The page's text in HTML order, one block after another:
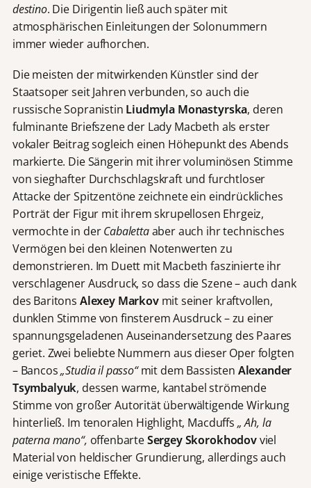
destino. Die Dirigentin ließ auch später mit
atmosphärischen Einleitungen der Solonummern
immer wieder aufhorchen.
Die meisten der mitwirkenden Künstler sind der
Staatsoper seit Jahren verbunden, so auch die
russische Sopranistin Liudmyla Monastyrska, deren
fulminante Briefszene der Lady Macbeth als erster
vokaler Beitrag sogleich einen Höhepunkt des Abends
markierte. Die Sängerin mit ihrer voluminösen Stimme
von sieghafter Durchschlagskraft und furchtloser
Attacke der Spitzentöne zeichnete ein eindrückliches
Porträt der Figur mit ihrem skrupellosen Ehrgeiz,
vermochte in derCabalettaaber auch ihr technisches
Vermögen bei den kleinen Notenwerten zu
demonstrieren. Im Duett mit Macbeth faszinierte ihr
verschlagener Ausdruck, so dass die Szene – auch dank
des Baritons Alexey Markovmit seiner kraftvollen,
dunklen Stimme von finsterem Ausdruck – zu einer
spannungsgeladenen Auseinandersetzung des Paares
geriet. Zwei beliebte Nummern aus dieser Oper folgten
– Bancos„Studia il passo“mit dem Bassisten Alexander
Tsymbalyuk, dessen warme, kantabel strömende
Stimme von großer Autorität überwältigende Wirkung
hinterließ. Im tenoralen Highlight, Macduffs „ Ah, la
paterna mano“, offenbarteSergeySkorokhodovviel
Material von heldischer Grundierung, allerdings auch
einige veristische Effekte.